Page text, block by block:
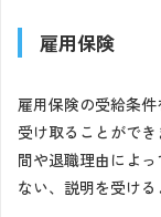
雇用保険
雇用保険の受給条
受け取ることがで
間や退職理由によ
ない、説明を受ける